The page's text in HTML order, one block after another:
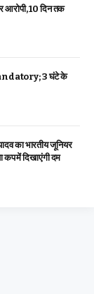
आरोपी, 10 दिन तक
3 घंटे के
का भारतीय जूनियर
कप में दिखाएंगी दम